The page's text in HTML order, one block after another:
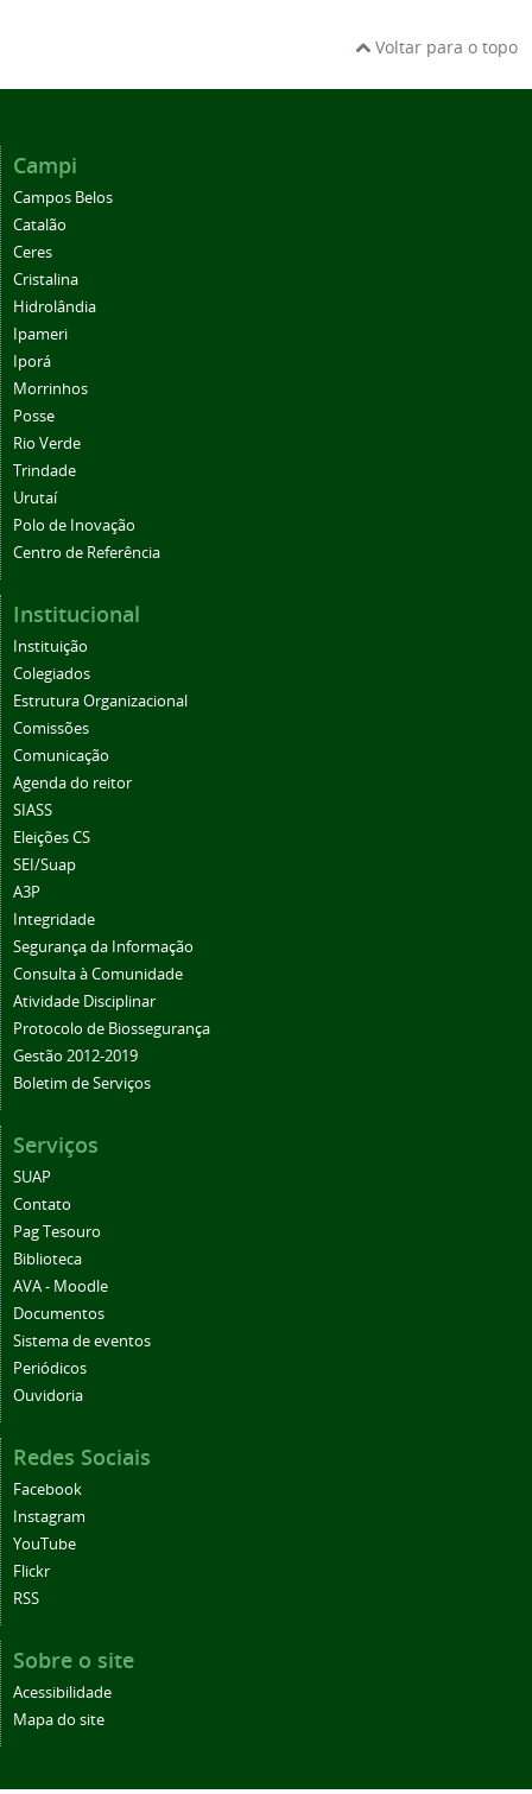
Voltar para o topo
Campi
Campos Belos
Catalão
Ceres
Cristalina
Hidrolândia
Ipameri
Iporá
Morrinhos
Posse
Rio Verde
Trindade
Urutaí
Polo de Inovação
Centro de Referência
Institucional
Instituição
Colegiados
Estrutura Organizacional
Comissões
Comunicação
Agenda do reitor
SIASS
Eleições CS
SEI/Suap
A3P
Integridade
Segurança da Informação
Consulta à Comunidade
Atividade Disciplinar
Protocolo de Biossegurança
Gestão 2012-2019
Boletim de Serviços
Serviços
SUAP
Contato
Pag Tesouro
Biblioteca
AVA - Moodle
Documentos
Sistema de eventos
Periódicos
Ouvidoria
Redes Sociais
Facebook
Instagram
YouTube
Flickr
RSS
Sobre o site
Acessibilidade
Mapa do site